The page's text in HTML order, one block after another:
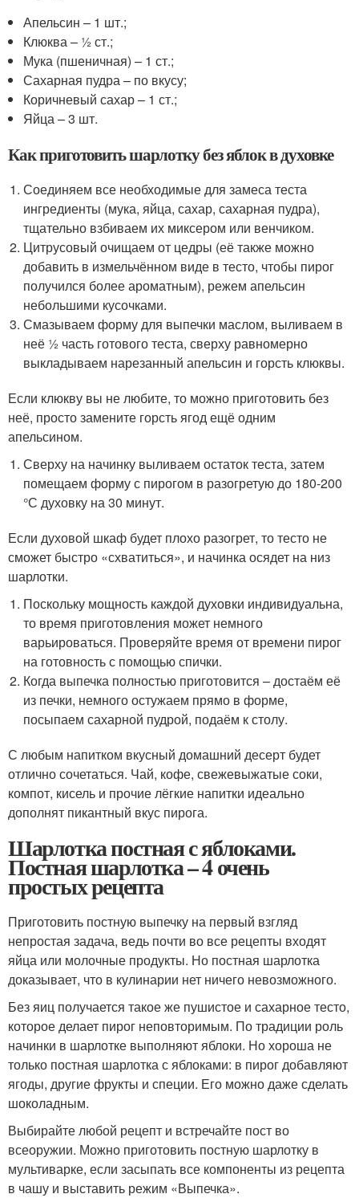
Апельсин – 1 шт.;
Клюква – ½ ст.;
Мука (пшеничная) – 1 ст.;
Сахарная пудра – по вкусу;
Коричневый сахар – 1 ст.;
Яйца – 3 шт.
Как приготовить шарлотку без яблок в духовке
Соединяем все необходимые для замеса теста
ингредиенты (мука, яйца, сахар, сахарная пудра),
тщательно взбиваем их миксером или венчиком.
Цитрусовый очищаем от цедры (её также можно
добавить в измельчённом виде в тесто, чтобы пирог
получился более ароматным), режем апельсин
небольшими кусочками.
Смазываем форму для выпечки маслом, выливаем в
неё ½ часть готового теста, сверху равномерно
выкладываем нарезанный апельсин и горсть клюквы.
Если клюкву вы не любите, то можно приготовить без
неё, просто замените горсть ягод ещё одним
апельсином.
Сверху на начинку выливаем остаток теста, затем
помещаем форму с пирогом в разогретую до 180-200
°С духовку на 30 минут.
Если духовой шкаф будет плохо разогрет, то тесто не
сможет быстро «схватиться», и начинка осядет на низ
шарлотки.
Поскольку мощность каждой духовки индивидуальна,
то время приготовления может немного
варьироваться. Проверяйте время от времени пирог
на готовность с помощью спички.
Когда выпечка полностью приготовится – достаём её
из печки, немного остужаем прямо в форме,
посыпаем сахарной пудрой, подаём к столу.
С любым напитком вкусный домашний десерт будет
отлично сочетаться. Чай, кофе, свежевыжатые соки,
компот, кисель и прочие лёгкие напитки идеально
дополнят пикантный вкус пирога.
Шарлотка постная с яблоками.
Постная шарлотка – 4 очень
простых рецепта
Приготовить постную выпечку на первый взгляд
непростая задача, ведь почти во все рецепты входят
яйца или молочные продукты. Но постная шарлотка
доказывает, что в кулинарии нет ничего невозможного.
Без яиц получается такое же пушистое и сахарное тесто,
которое делает пирог неповторимым. По традиции роль
начинки в шарлотке выполняют яблоки. Но хороша не
только постная шарлотка с яблоками: в пирог добавляют
ягоды, другие фрукты и специи. Его можно даже сделать
шоколадным.
Выбирайте любой рецепт и встречайте пост во
всеоружии. Можно приготовить постную шарлотку в
мультиварке, если засыпать все компоненты из рецепта
в чашу и выставить режим «Выпечка».